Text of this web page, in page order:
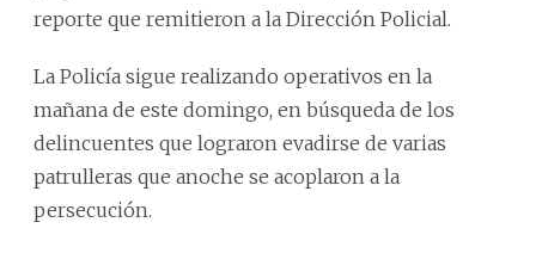
reporte que remitieron a la Dirección Policial.
La Policía sigue realizando operativos en la
mañana de este domingo, en búsqueda de los
delincuentes que lograron evadirse de varias
patrulleras que anoche se acoplaron a la
persecución.